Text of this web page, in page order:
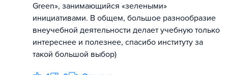
Green», занимающийся «зелеными»
инициативами. В общем, большое разнообразие
внеучебной деятельности делает учебную только
интереснее и полезнее, спасибо институту за
такой большой выбор)